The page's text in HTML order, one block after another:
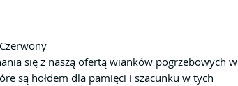
się z naszą ofertą wianków pogrzebowych w
są hołdem dla pamięci i szacunku w tych